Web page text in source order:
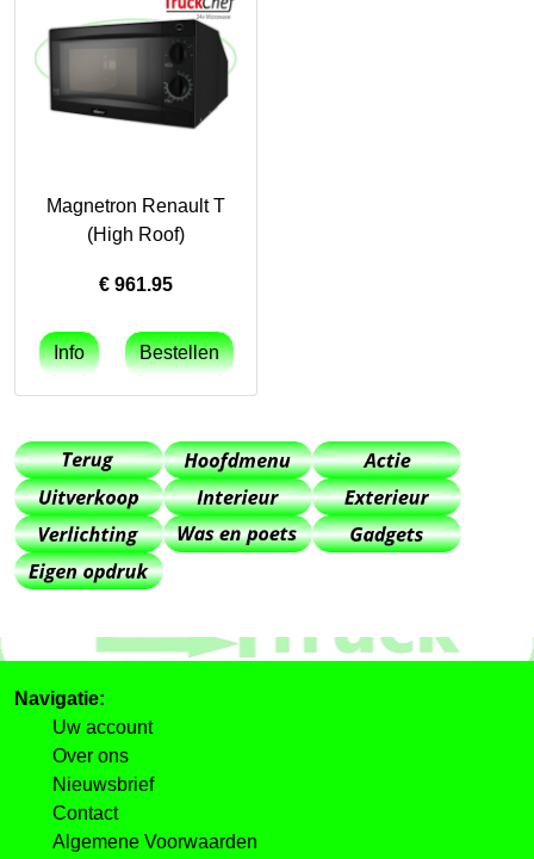
Magnetron Renault T
(High Roof)
€ 961.95
Navigatie:
Uw account
Over ons
Nieuwsbrief
Contact
Algemene Voorwaarden